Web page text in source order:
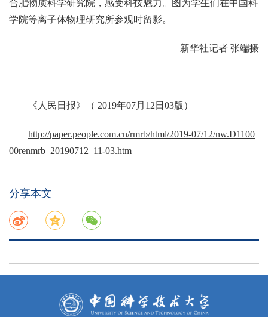
合肥物质科学研究院，感受科技魅力。图为学生们在中国科
学院等离子体物理研究所参观时留影。
新华社记者 张端摄
《人民日报》（ 2019年07月12日03版）
http://paper.people.com.cn/rmrb/html/2019-07/12/nw.D1100
00renmrb_20190712_11-03.htm
分享本文